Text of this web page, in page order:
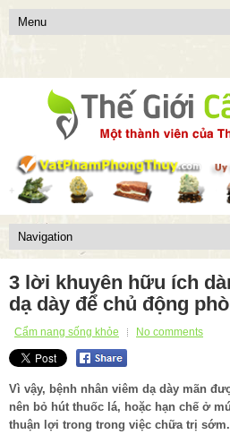
3 lời khuyên hữu ích
dạ dày để chủ động
Cẩm nang sống khỏe No comments
Vì vậy, bệnh nhân viêm dạ dày mãn
nên bỏ hút thuốc lá, hoặc hạn chế ở
thuận lợi trong trong việc chữa trị sớm.